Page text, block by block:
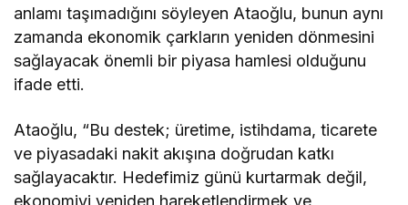
anlamı taşımadığını söyleyen Ataoğlu, bunun aynı
zamanda ekonomik çarkların yeniden dönmesini
sağlayacak önemli bir piyasa hamlesi olduğunu
ifade etti.
Ataoğlu, “Bu destek; üretime, istihdama, ticarete
ve piyasadaki nakit akışına doğrudan katkı
sağlayacaktır. Hedefimiz günü kurtarmak değil,
ekonomiyi yeniden hareketlendirmek ve